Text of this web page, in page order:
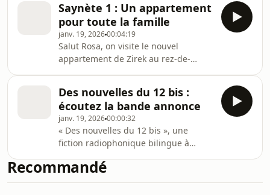
long séjour avec le regroupement
familial. EXERCICE Compréhension
orale à partir du podcast Des
nouvelles du 12 bis | Vocabulaire :
l'identité | niveau A1 (exercice + PDF)
Saynète 1 : Un appartement
pour toute la famille
janv. 19, 202600:04:19
Salut Rosa, on visite le nouvel
appartement de Zirek au rez-de-
reste juste un robinet à réparer.
EXERCICE Compréhension orale à
partir du podcast Des nouvelles du 12
bis | Vocabulaire : le logement |
niveau A1 (exercice + PDF)
Des nouvelles du 12 bis :
écoutez la bande annonce
janv. 19, 202600:00:32
« Des nouvelles du 12 bis », une
fiction radiophonique bilingue à
s’initier au français dans des
situations de communication de la vie
Recommandé